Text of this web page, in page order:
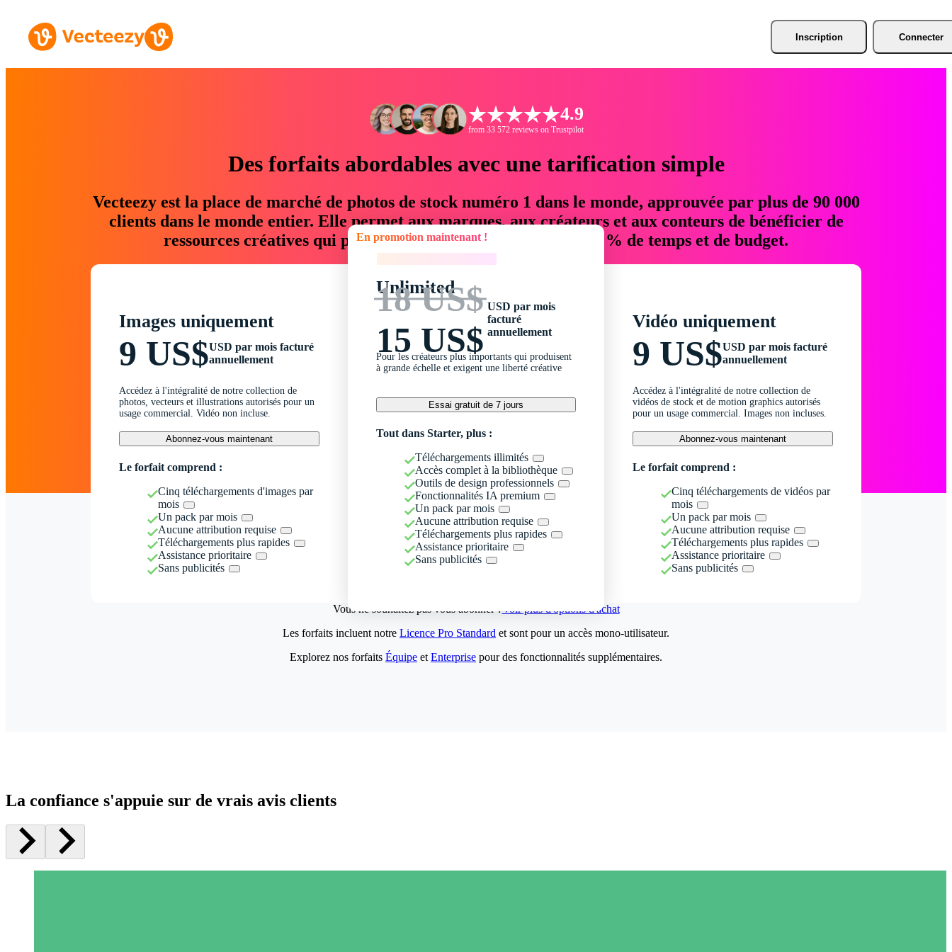
Inscription Connecter
4.9
from 33 572 reviews on Trustpilot
Des forfaits abordables avec une tarification simple
Vecteezy est la place de marché de photos de stock numéro 1 dans le monde, approuvée par plus de 90 000
clients dans le monde entier. Elle permet aux marques, aux créateurs et aux conteurs de bénéficier de
ressources créatives qui permettent d'économiser jusqu'à 76 % de temps et de budget.
Images uniquement
9 US$USD par mois facturé
annuellement
Accédez à l'intégralité de notre collection de
photos, vecteurs et illustrations autorisés pour un
usage commercial. Vidéo non incluse.
Abonnez-vous maintenant
Le forfait comprend :
Cinq téléchargements d'images par
mois
Un pack par mois
Aucune attribution requise
Téléchargements plus rapides
Assistance prioritaire
Sans publicités
En promotion maintenant !
Unlimited
18 US$
15 US$
USD par mois
facturé
annuellement
Pour les créateurs plus importants qui produisent
à grande échelle et exigent une liberté créative
Essai gratuit de 7 jours
Tout dans Starter, plus :
Téléchargements illimités
Accès complet à la bibliothèque
Outils de design professionnels
Fonctionnalités IA premium
Un pack par mois
Aucune attribution requise
Téléchargements plus rapides
Assistance prioritaire
Sans publicités
Vidéo uniquement
9 US$USD par mois facturé
annuellement
Accédez à l'intégralité de notre collection de
vidéos de stock et de motion graphics autorisés
pour un usage commercial. Images non incluses.
Abonnez-vous maintenant
Le forfait comprend :
Cinq téléchargements de vidéos par
mois
Un pack par mois
Aucune attribution requise
Téléchargements plus rapides
Assistance prioritaire
Sans publicités
Vous ne souhaitez pas vous abonner ?Voir plus d'options d'achat
Les forfaits incluent notre Licence Pro Standard et sont pour un accès mono-utilisateur.
Explorez nos forfaits Équipe et Enterprise pour des fonctionnalités supplémentaires.
La confiance s'appuie sur de vrais avis clients